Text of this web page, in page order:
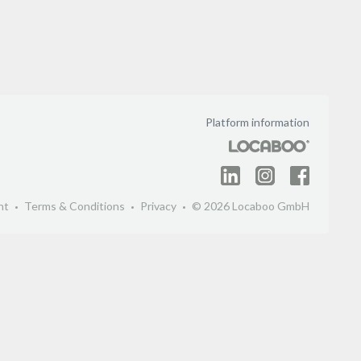
Platform information
Terms & Conditions Privacy © 2026 Locaboo GmbH